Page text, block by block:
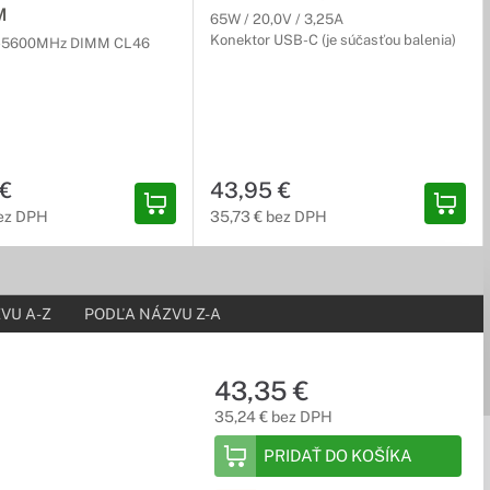
k Vášmu notebooku. Nie ste tak obmedzovaní
vďaka čomu zabezpečíte ideálne chladenie a zachováte
náročné úlohy, ako je napr. rendering či zložitý
5600MHz DIMM CL46
DPH
65W / 20,0V / 3,25A
Konektor USB-C (je súčasťou balenia)
43,95 €
35,73 € bez DPH
A-Z PODĽA NÁZVU Z-A
43,35 €
35,24 € bez DPH
PRIDAŤ DO KOŠÍKA